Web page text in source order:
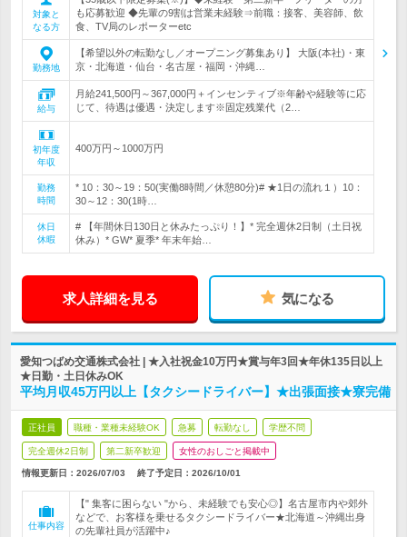
対象と
なる方
も応募歓迎 ◆先輩の9割は営業未経験⇒前職：接客、美容師、飲
食、TV局のレポーターetc
勤務地
【希望以外の転勤なし／オープニング募集あり】 大阪(本社)・東
京・北海道・仙台・名古屋・福岡・沖縄…
給与
月給241,500円～367,000円＋インセンティブ※年齢や経験等に応
じて、待遇は優遇・決定します※固定残業代（2…
初年度
年収
400万円～1000万円
勤務
時間
* 10：30～19：50(実働8時間／休憩80分)# ★1日の流れ１）10：
30～12：30(1時…
休日
休暇
# 【年間休日130日と休みたっぷり！】* 完全週休2日制（土日祝
休み）* GW* 夏季* 年末年始…
求人詳細を見る 気になる
愛知つばめ交通株式会社 | ★入社祝金10万円★賞与年3回★年休135日以上
★日勤・土日休みOK
平均月収45万円以上【タクシードライバー】★出張面接★寮完備
正社員 職種・業種未経験OK 急募 転勤なし 学歴不問
完全週休2日制 第二新卒歓迎 女性のおしごと掲載中
情報更新日：2026/07/03 終了予定日： 2026/10/01
仕事内容
【" 集客に困らない "から、未経験でも安心◎】名古屋市内や郊外
などで、お客様を乗せるタクシードライバー★北海道～沖縄出身
の先輩社員が活躍中♪